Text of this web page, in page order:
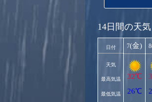
14日間の天気
日付
天気
最高気温
最低気温
7(金)
32℃
26℃
8